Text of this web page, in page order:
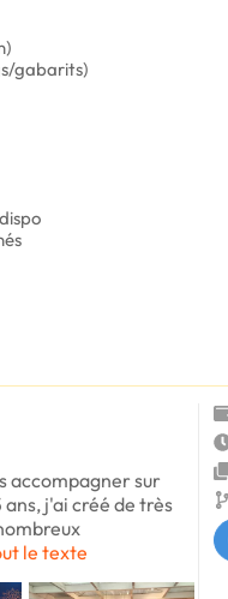
gabarits)
accompagner sur
j'ai créé de très
le texte